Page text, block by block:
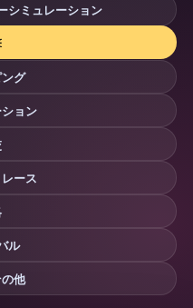
シミュレーション
グ
ョン
ース
ル
他